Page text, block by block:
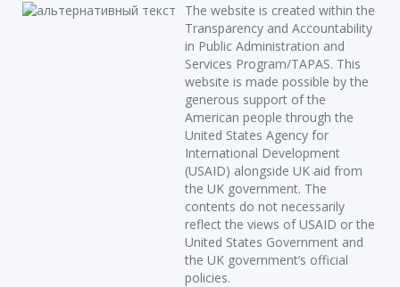
The website is created within the
Transparency and Accountability
in Public Administration and
Services Program/TAPAS. This
website is made possible by the
generous support of the
American people through the
United States Agency for
International Development
(USAID) alongside UK aid from
the UK government. The
contents do not necessarily
reflect the views of USAID or the
United States Government and
the UK government’s official
policies.